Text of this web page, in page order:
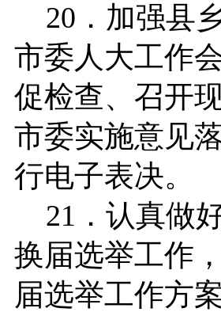
20．加强县
市委人大工作
促检查、召开
市委实施意见
行电子表决。
21．认真做
换届选举工作
届选举工作方